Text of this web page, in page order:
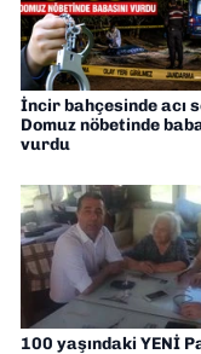
İncir bahçesinde acı
Domuz nöbetinde
vurdu
100 yaşındaki YENİ